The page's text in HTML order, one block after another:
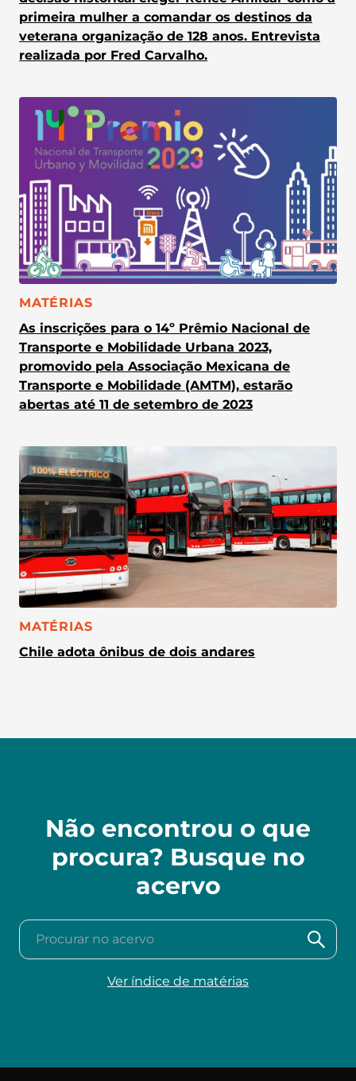
primeira mulher a comandar os destinos da
veterana organização de 128 anos. Entrevista
realizada por Fred Carvalho.
CATEGORIA:
MATÉRIAS
As inscrições para o 14º Prêmio Nacional de
Transporte e Mobilidade Urbana 2023,
promovido pela Associação Mexicana de
Transporte e Mobilidade (AMTM), estarão
abertas até 11 de setembro de 2023
CATEGORIA:
MATÉRIAS
Chile adota ônibus de dois andares
Não encontrou o que
procura? Busque no
acervo
Procurar no acervo
Ver índice de matérias